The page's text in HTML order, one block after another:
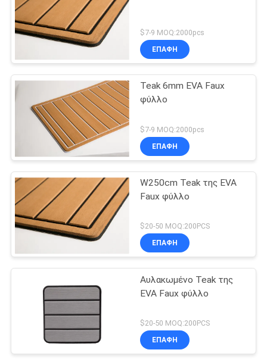
$7-9 MOQ:2000pcs
ΕΠΑΦΉ
Teak 6mm EVA Faux
φύλλο
$7-9 MOQ:2000pcs
ΕΠΑΦΉ
W250cm Teak της EVA
Faux φύλλο
$20-50 MOQ:200PCS
ΕΠΑΦΉ
Αυλακωμένο Teak της
EVA Faux φύλλο
$20-50 MOQ:200PCS
ΕΠΑΦΉ